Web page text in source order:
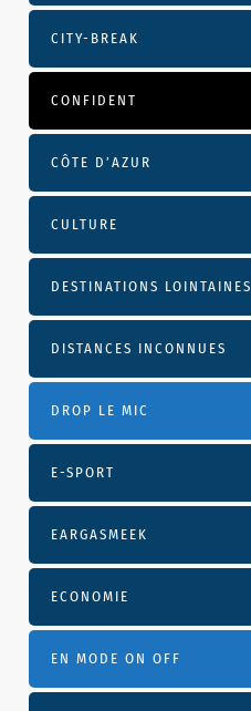
CITY-BREAK
CONFIDENT
CÔTE D’AZUR
CULTURE
DESTINATIONS LOINTAINES
DISTANCES INCONNUES
DROP LE MIC
E-SPORT
EARGASMEEK
ECONOMIE
EN MODE ON OFF